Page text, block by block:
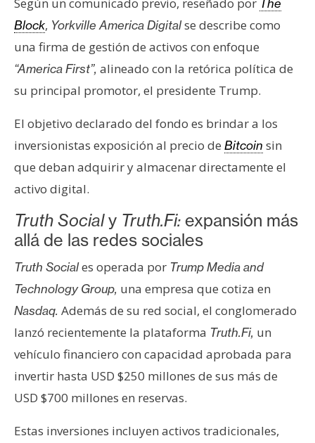
s
R
c
u
r
s
o
s
C
o
n
t
a
c
t
o
y
P
b
The
Block, Yorkville America Digitalse describe como
una firma de gestión de activos con enfoque
“America First”, alineado con la retórica política de
su principal promotor, el presidente Trump.
El objetivo declarado del fondo es brindar a los
inversionistas exposición al precio de Bitcoin sin
que deban adquirir y almacenar directamente el
activo digital.
Truth Socialy Truth.Fi: expansión más
allá de las redes sociales
Truth Sociales operada por Trump Media and
Technology Group, una empresa que cotiza en
Nasdaq. Además de su red social, el conglomerado
lanzó recientemente la plataforma Truth.Fi, un
vehículo financiero con capacidad aprobada para
invertir hasta USD $250 millones de sus más de
USD $700 millones en reservas.
Estas inversiones incluyen activos tradicionales,